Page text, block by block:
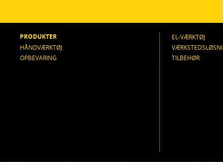
PRODUKTER
HÅNDVÆRKTØJ
OPBEVARING
EL-VÆRKTØJ
TILBEHØR